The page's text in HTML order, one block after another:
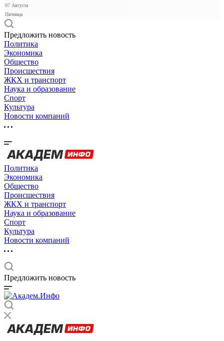
07 Августа
Пятница
Предложить новость
Политика
Экономика
Общество
Происшествия
ЖКХ и транспорт
Наука и образование
Спорт
Культура
Новости компаний
Политика
Экономика
Общество
Происшествия
ЖКХ и транспорт
Наука и образование
Спорт
Культура
Новости компаний
Предложить новость